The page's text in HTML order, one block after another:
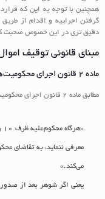
همچنین با توجه به این که
گرفتن اجراییه و اقدام از
دقیق تری در این خصوص صحبت
مبنای قانونی توقیف
ماده ۲ قانون اجرای محکومیت‌های مالی
مطابق ماده ۲ قانون اجرای محکومیت‌های مالی:
معرفی ننماید، به تقاضای
می‌کند.»
یعنی اگر شوهر بعد از